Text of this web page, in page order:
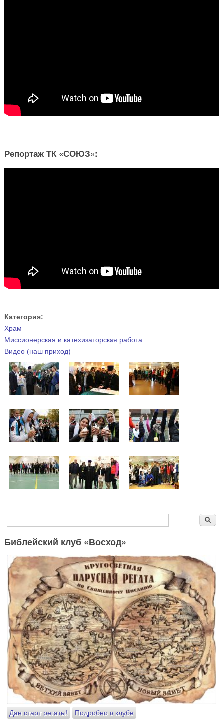
Репортаж ТК «СОЮЗ»:
Категория:
Храм
Миссионерская и катехизаторская работа
Видео (наш приход)
Форма поиска
Библейский клуб «Восход»
Дан старт регаты! Подробно о клубе